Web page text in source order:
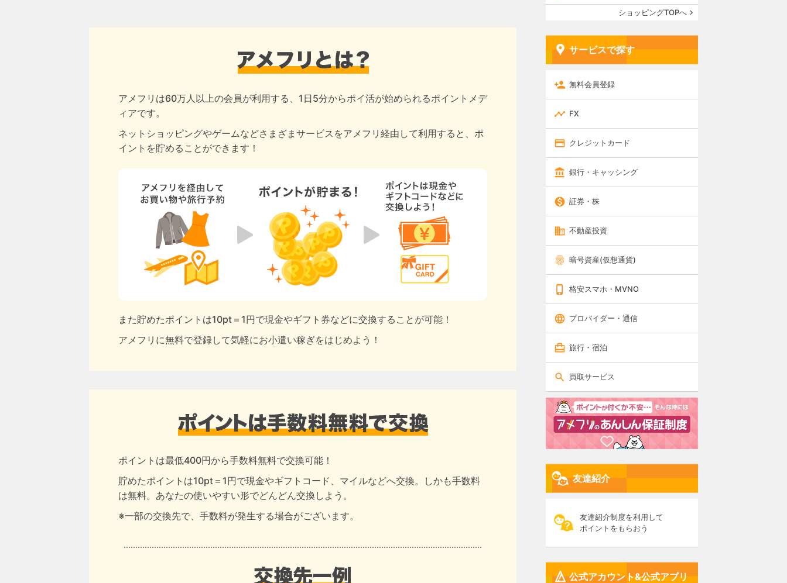
アメフリは60万人以上の会員が利用する、1日5分からポイ活が始められるポイントメデ
ィアです。
ネットショッピングやゲームなどさまざまサービスをアメフリ経由して利用すると、ポ
イントを貯めることができます！
また貯めたポイントは10pt＝1円で現金やギフト券などに交換することが可能！
アメフリに無料で登録して気軽にお小遣い稼ぎをはじめよう！
ポイントは最低400円から手数料無料で交換可能！
貯めたポイントは10pt＝1円で現金やギフトコード、マイルなどへ交換。しかも手数料
は無料。あなたの使いやすい形でどんどん交換しよう。
※一部の交換先で、手数料が発生する場合がございます。
ショッピングTOPへ
サービスで探す
無料会員登録
FX
クレジットカード
銀行・キャッシング
証券・株
不動産投資
暗号資産(仮想通貨)
格安スマホ・MVNO
プロバイダー・通信
旅行・宿泊
買取サービス
友達紹介
友達紹介制度を利用して
ポイントをもらおう
公式アカウント&公式アプリ